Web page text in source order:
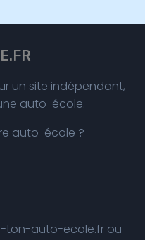
un site indépendant,
auto-école.
auto-école ?
ton-auto-ecole.fr ou